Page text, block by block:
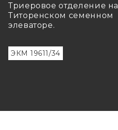
Триеровое отделение на
Титоренском семенном
элеваторе.
ЭКМ 19611/34